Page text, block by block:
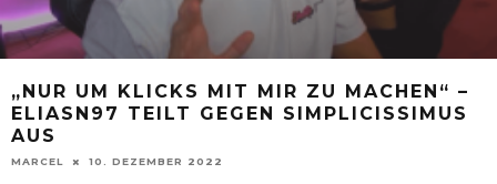
„NUR UM KLICKS MIT MIR ZU MACHEN“ –
ELIASN97 TEILT GEGEN SIMPLICISSIMUS
AUS
MARCEL 10. DEZEMBER 2022